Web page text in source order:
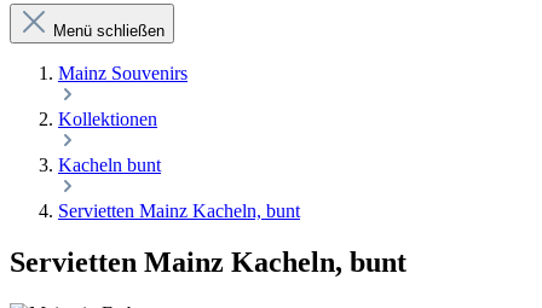
Menü schließen
Mainz Souvenirs
Kollektionen
Kacheln bunt
Servietten Mainz Kacheln, bunt
Servietten Mainz Kacheln, bunt